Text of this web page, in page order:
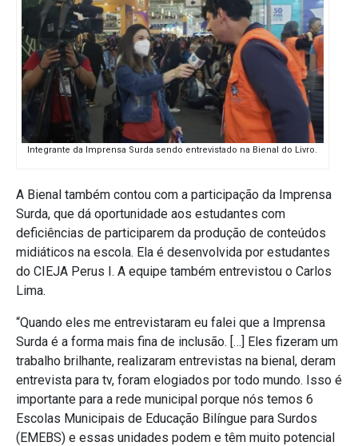
Integrante da Imprensa Surda sendo entrevistado na Bienal do Livro.
A Bienal também contou com a participação da Imprensa
Surda, que dá oportunidade aos estudantes com
deficiências de participarem da produção de conteúdos
midiáticos na escola. Ela é desenvolvida por estudantes
do CIEJA Perus I. A equipe também entrevistou o Carlos
Lima.
“Quando eles me entrevistaram eu falei que a Imprensa
Surda é a forma mais fina de inclusão. […] Eles fizeram um
trabalho brilhante, realizaram entrevistas na bienal, deram
entrevista para tv, foram elogiados por todo mundo. Isso é
importante para a rede municipal porque nós temos 6
Escolas Municipais de Educação Bilíngue para Surdos
(EMEBS) e essas unidades podem e têm muito potencial